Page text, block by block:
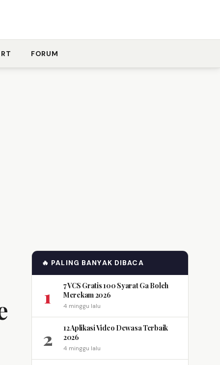
FORUM
🔥 PALING BANYAK DIBACA
1
7 VCS Gratis 100 Syarat Ga Boleh
Merekam 2026
4 minggu lalu
2
12 Aplikasi Video Dewasa Terbaik
2026
4 minggu lalu